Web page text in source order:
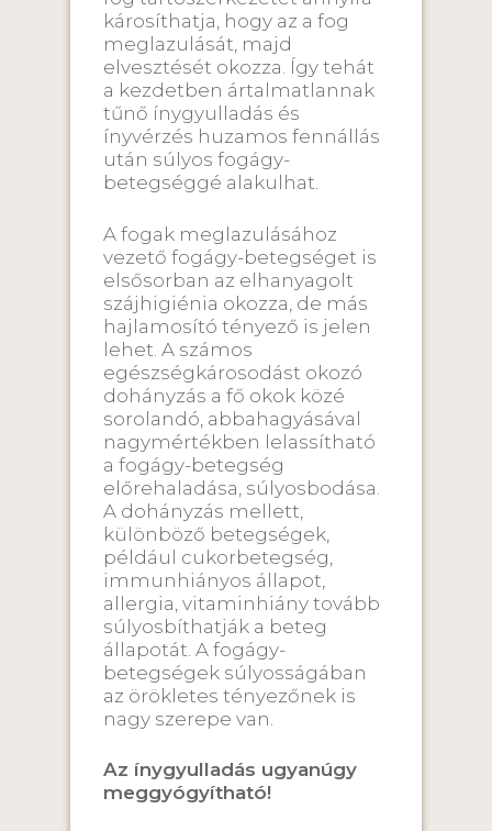
károsíthatja, hogy az a fog
meglazulását, majd
elvesztését okozza. Így tehát
a kezdetben ártalmatlannak
tűnő ínygyulladás és
ínyvérzés huzamos fennállás
után súlyos fogágy-
betegséggé alakulhat.
A fogak meglazulásához
vezető fogágy-betegséget is
elsősorban az elhanyagolt
szájhigiénia okozza, de más
hajlamosító tényező is jelen
lehet. A számos
egészségkárosodást okozó
dohányzás a fő okok közé
sorolandó, abbahagyásával
nagymértékben lelassítható
a fogágy-betegség
előrehaladása, súlyosbodása.
A dohányzás mellett,
különböző betegségek,
például cukorbetegség,
immunhiányos állapot,
allergia, vitaminhiány tovább
súlyosbíthatják a beteg
állapotát. A fogágy-
betegségek súlyosságában
az örökletes tényezőnek is
nagy szerepe van.
Az ínygyulladás ugyanúgy
meggyógyítható!